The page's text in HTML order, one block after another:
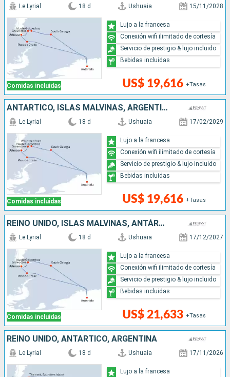
Comidas incluidas
Le Lyrial 18 d Ushuaia 15/11/2028
US$ 19,616 +Tasas
Lujo a la francesa
Conexión wifi ilimitado de cortesía
Servicio de prestigio & lujo incluido
Bebidas incluidas
ANTÁRTICO, ISLAS MALVINAS, ARGENTINA, REINO UNIDO
Comidas incluidas
Le Lyrial 18 d Ushuaia 17/02/2029
US$ 19,616 +Tasas
Lujo a la francesa
Conexión wifi ilimitado de cortesía
Servicio de prestigio & lujo incluido
Bebidas incluidas
REINO UNIDO, ISLAS MALVINAS, ANTÁRTICO, ARGENTINA
Comidas incluidas
Le Lyrial 18 d Ushuaia 17/12/2027
US$ 21,633 +Tasas
Lujo a la francesa
Conexión wifi ilimitado de cortesía
Servicio de prestigio & lujo incluido
Bebidas incluidas
REINO UNIDO, ANTÁRTICO, ARGENTINA
Le Lyrial 18 d Ushuaia 17/11/2026
Lujo a la francesa